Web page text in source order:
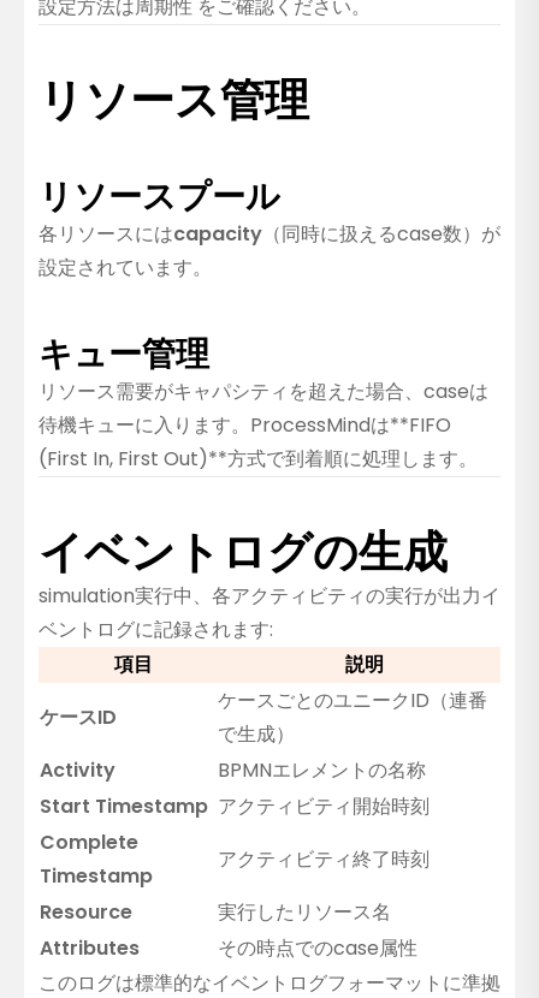
設定方法は周期性 をご確認ください。
リソース管理
リソースプール
各リソースにはcapacity （同時に扱えるcase数）が
設定されています。
キュー管理
リソース需要がキャパシティを超えた場合、caseは
待機キューに入ります。ProcessMindは**FIFO
(First In, First Out)**方式で到着順に処理します。
イベントログの生成
simulation実行中、各アクティビティの実行が出力イ
ベントログに記録されます:
項目
説明
ケースID
ケースごとのユニークID（連番
で生成）
Activity
BPMNエレメントの名称
Start Timestamp アクティビティ開始時刻
Complete
Timestamp
アクティビティ終了時刻
Resource
実行したリソース名
Attributes
その時点でのcase属性
このログは標準的なイベントログフォーマットに準拠